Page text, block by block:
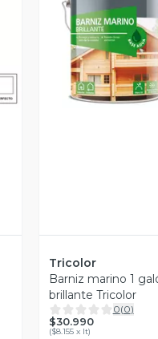
Vista
Tricolor
Barniz marino 1
brillante Tricolor
0(0)
$30.990
($8.155 x lt)